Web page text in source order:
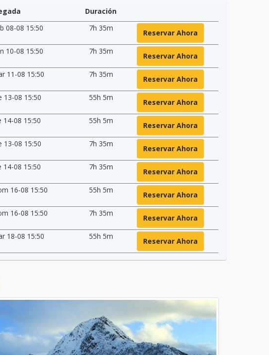
Duración
08-08 15:50 7h 35m
Reservar Ahora
10-08 15:50 7h 35m
Reservar Ahora
11-08 15:50 7h 35m
Reservar Ahora
13-08 15:50 55h 5m
Reservar Ahora
14-08 15:50 55h 5m
Reservar Ahora
13-08 15:50 7h 35m
Reservar Ahora
14-08 15:50 7h 35m
Reservar Ahora
16-08 15:50 55h 5m
Reservar Ahora
16-08 15:50 7h 35m
Reservar Ahora
18-08 15:50 55h 5m
Reservar Ahora